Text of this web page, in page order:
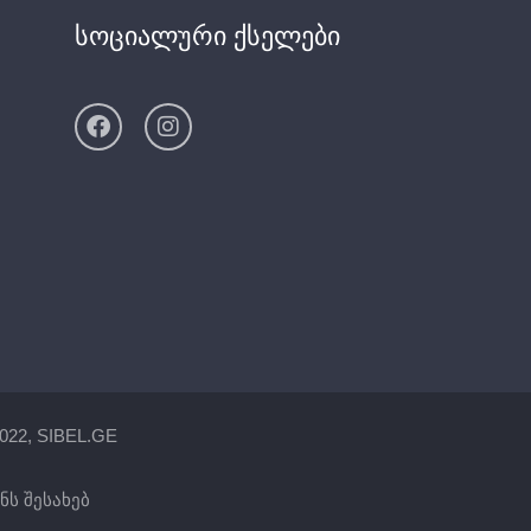
სოციალური ქსელები
SIBEL.GE
შესახებ